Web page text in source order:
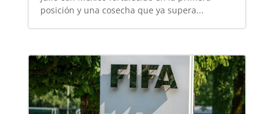
posición y una cosecha que ya supera...